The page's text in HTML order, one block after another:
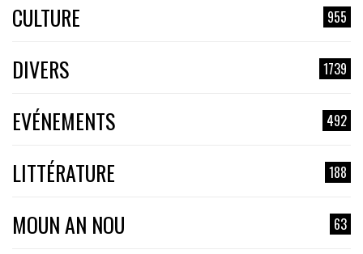
CULTURE 955
DIVERS 1739
EVÉNEMENTS 492
LITTÉRATURE 188
MOUN AN NOU 63